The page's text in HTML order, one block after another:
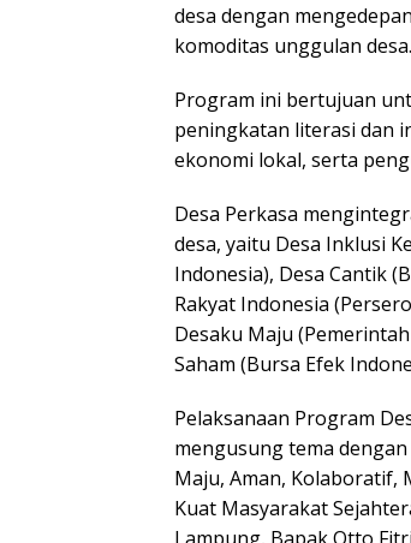
desa dengan
komoditas unggulan desa.
Program ini bertujuan
peningkatan literasi dan
ekonomi lokal, serta
Desa Perkasa
desa, yaitu Desa Inklusi
Indonesia), Desa Cantik
Rakyat Indonesia
Desaku Maju
Saham (Bursa Efek
Pelaksanaan Program
mengusung tema dengan
Maju, Aman, Kolaboratif,
Kuat Masyarakat